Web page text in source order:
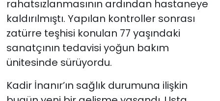
rahatsızlanmasının ardından hastaneye
kaldırılmıştı. Yapılan kontroller sonrası
zatürre teşhisi konulan 77 yaşındaki
sanatçının tedavisi yoğun bakım
ünitesinde sürüyordu.
Kadir İnanır’ın sağlık durumuna ilişkin